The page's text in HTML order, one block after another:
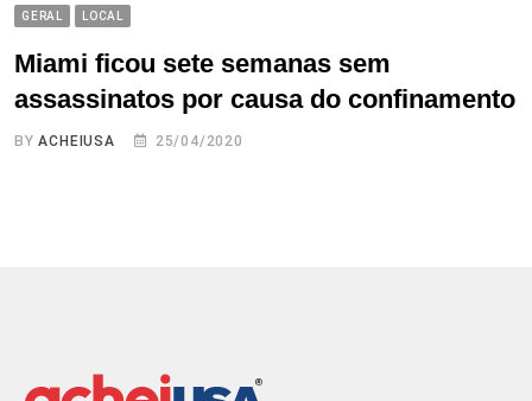
GERAL LOCAL
Miami ficou sete semanas sem
assassinatos por causa do confinamento
BYACHEIUSA 25/04/2020